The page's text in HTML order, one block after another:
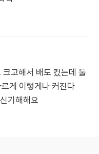
고해서 배도 컸는데 둘
게 이렇게나 커진다
기해해요